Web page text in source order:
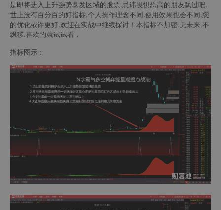
是即将进入上升强势暴发区域的股票.忌讳畏惧恐高的朋友飘过吧.
世上没有百分百的好指标.个人操作理念不同.使用效果也会不同.您
的优化或许更好.欢迎在实战中继续探讨！本指标不加密.无未来.不
飘移.喜欢的就试试看，
指标图示：